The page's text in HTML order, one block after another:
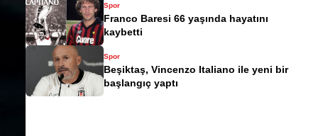
Spor
Franco Baresi 66 yaşında hayatını
kaybetti
Spor
Beşiktaş, Vincenzo Italiano ile yeni bir
başlangıç yaptı